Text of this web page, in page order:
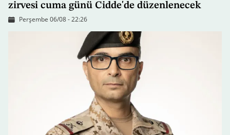
zirvesi cuma günü Cidde'de düzenlenecek
Perşembe 06/08 - 22:26